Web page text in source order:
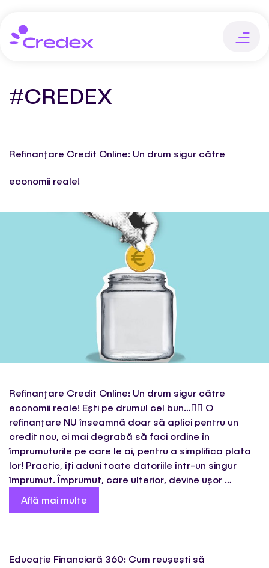
#CREDEX
Refinanțare Credit Online: Un drum sigur către
economii reale!
Refinanțare Credit Online: Un drum sigur către
economii reale! Ești pe drumul cel bun…🚶‍♂️ O
refinanțare NU înseamnă doar să aplici pentru un
credit nou, ci mai degrabă să faci ordine în
împrumuturile pe care le ai, pentru a simplifica plata
lor! Practic, îți aduni toate datoriile într-un singur
împrumut. Împrumut, care ulterior, devine ușor …
Află mai multe
Educație Financiară 360: Cum reușești să